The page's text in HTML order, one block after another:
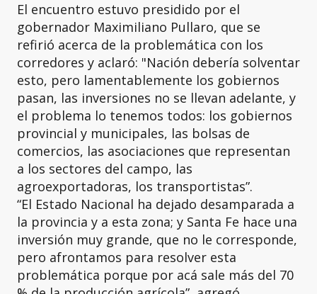
El encuentro estuvo presidido por el
gobernador Maximiliano Pullaro, que se
refirió acerca de la problemática con los
corredores y aclaró: "Nación debería solventar
esto, pero lamentablemente los gobiernos
pasan, las inversiones no se llevan adelante, y
el problema lo tenemos todos: los gobiernos
provincial y municipales, las bolsas de
comercios, las asociaciones que representan
a los sectores del campo, las
agroexportadoras, los transportistas”.
“El Estado Nacional ha dejado desamparada a
la provincia y a esta zona; y Santa Fe hace una
inversión muy grande, que no le corresponde,
pero afrontamos para resolver esta
problemática porque por acá sale más del 70